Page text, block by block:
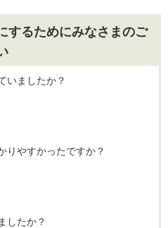
するためにみなさまのご
いましたか？
りやすかったですか？
したか？